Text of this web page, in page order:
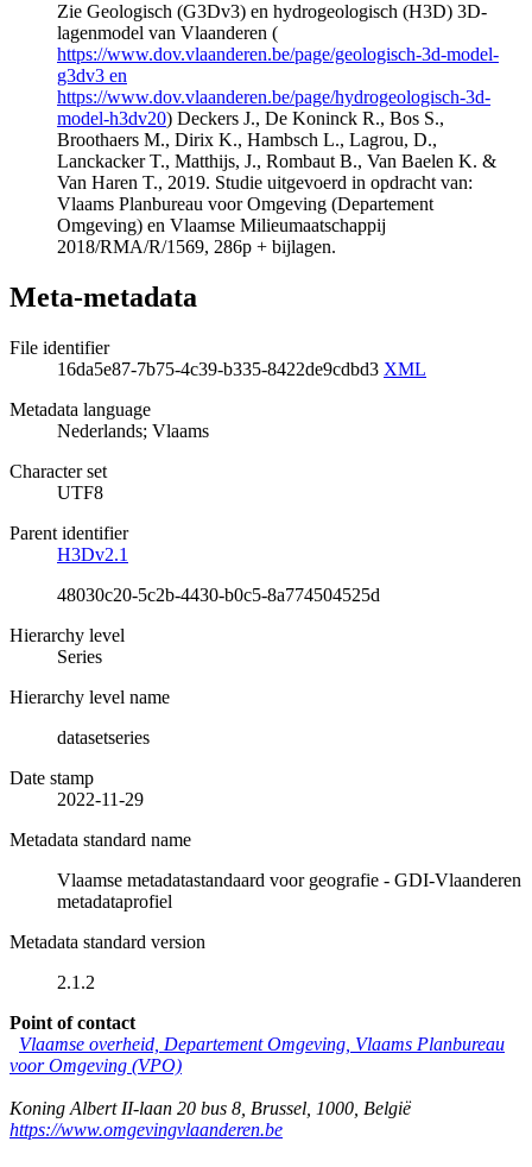
Zie Geologisch (G3Dv3) en hydrogeologisch (H3D) 3D-
lagenmodel van Vlaanderen (
https://www.dov.vlaanderen.be/page/geologisch-3d-model-
g3dv3 en
https://www.dov.vlaanderen.be/page/hydrogeologisch-3d-
model-h3dv20) Deckers J., De Koninck R., Bos S.,
Broothaers M., Dirix K., Hambsch L., Lagrou, D.,
Lanckacker T., Matthijs, J., Rombaut B., Van Baelen K. &
Van Haren T., 2019. Studie uitgevoerd in opdracht van:
Vlaams Planbureau voor Omgeving (Departement
Omgeving) en Vlaamse Milieumaatschappij
2018/RMA/R/1569, 286p + bijlagen.
Meta-metadata
File identifier
16da5e87-7b75-4c39-b335-8422de9cdbd3 XML
Metadata language
Nederlands; Vlaams
Character set
UTF8
Parent identifier
H3Dv2.1
48030c20-5c2b-4430-b0c5-8a774504525d
Hierarchy level
Series
Hierarchy level name
datasetseries
Date stamp
2022-11-29
Metadata standard name
Vlaamse metadatastandaard voor geografie - GDI-Vlaanderen
metadataprofiel
Metadata standard version
2.1.2
Point of contact
Vlaamse overheid, Departement Omgeving, Vlaams Planbureau
voor Omgeving (VPO)
Koning Albert II-laan 20 bus 8 Brussel 1000 België
https://www.omgevingvlaanderen.be